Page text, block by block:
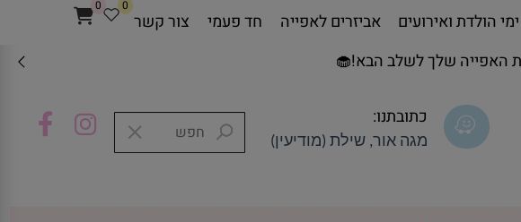
האפייה שלך לשלב הבא!🧁
כתובתנו:
מגה אור, שילת (מודיעין)
0 0
ימי הולדת ואירועים אביזרים לאפייה חד פעמי צור קשר